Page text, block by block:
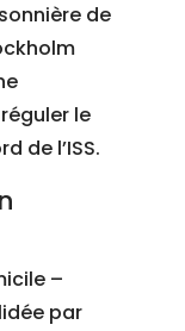
de
le
de l’ISS.
–
par